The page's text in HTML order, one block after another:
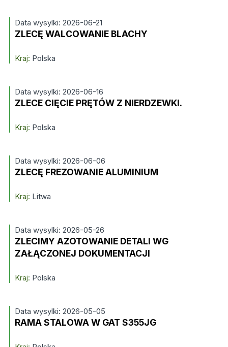
Data wysylki: 2026-06-21
ZLECĘ WALCOWANIE BLACHY
Kraj: Polska
Data wysylki: 2026-06-16
ZLECE CIĘCIE PRĘTÓW Z NIERDZEWKI.
Kraj: Polska
Data wysylki: 2026-06-06
ZLECĘ FREZOWANIE ALUMINIUM
Kraj: Litwa
Data wysylki: 2026-05-26
ZLECIMY AZOTOWANIE DETALI WG
ZAŁĄCZONEJ DOKUMENTACJI
Kraj: Polska
Data wysylki: 2026-05-05
RAMA STALOWA W GAT S355JG